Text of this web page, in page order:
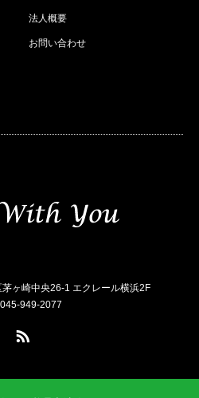
法人概要
お問い合わせ
ヶ崎中央26-1 エクレール横浜2F
949-2077